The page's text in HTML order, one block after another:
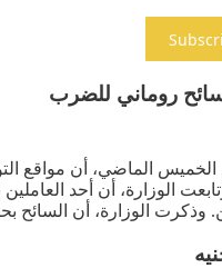
روماني للضرب
الخميس الماضي، أن مواقع
الوزارة، أن أحد
وذكرت الوزارة، أن السائح